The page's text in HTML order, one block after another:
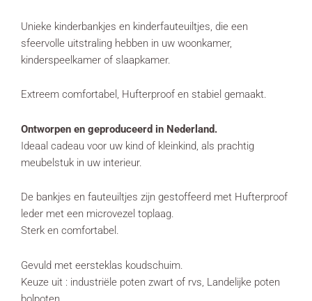
Unieke kinderbankjes en kinderfauteuiltjes, die een
sfeervolle uitstraling hebben in uw woonkamer,
kinderspeelkamer of slaapkamer.
Extreem comfortabel, Hufterproof en stabiel gemaakt.
Ontworpen en geproduceerd in Nederland.
Ideaal cadeau voor uw kind of kleinkind, als prachtig
meubelstuk in uw interieur.
De bankjes en fauteuiltjes zijn gestoffeerd met Hufterproof
leder met een microvezel toplaag.
Sterk en comfortabel.
Gevuld met eersteklas koudschuim.
Keuze uit : industriële poten zwart of rvs, Landelijke poten